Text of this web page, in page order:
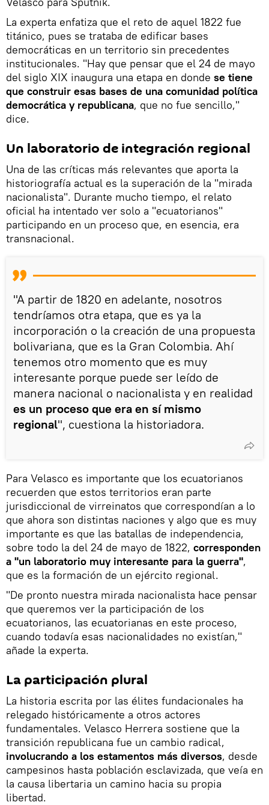
La experta enfatiza que el reto de aquel 1822 fue
titánico, pues se trataba de edificar bases
democráticas en un territorio sin precedentes
institucionales. "Hay que pensar que el 24 de mayo
del siglo XIX inaugura una etapa en donde se tiene
que construir esas bases de una comunidad política
democrática y republicana, que no fue sencillo,"
dice.
Un laboratorio de integración regional
Una de las críticas más relevantes que aporta la
historiografía actual es la superación de la "mirada
nacionalista". Durante mucho tiempo, el relato
oficial ha intentado ver solo a "ecuatorianos"
participando en un proceso que, en esencia, era
transnacional.
"A partir de 1820 en adelante, nosotros
tendríamos otra etapa, que es ya la
incorporación o la creación de una propuesta
bolivariana, que es la Gran Colombia. Ahí
tenemos otro momento que es muy
interesante porque puede ser leído de
manera nacional o nacionalista y en realidad
es un proceso que era en sí mismo
regional", cuestiona la historiadora.
Para Velasco es importante que los ecuatorianos
recuerden que estos territorios eran parte
jurisdiccional de virreinatos que correspondían a lo
que ahora son distintas naciones y algo que es muy
importante es que las batallas de independencia,
sobre todo la del 24 de mayo de 1822, corresponden
a "un laboratorio muy interesante para la guerra",
que es la formación de un ejército regional.
"De pronto nuestra mirada nacionalista hace pensar
que queremos ver la participación de los
ecuatorianos, las ecuatorianas en este proceso,
cuando todavía esas nacionalidades no existían,"
añade la experta.
La participación plural
La historia escrita por las élites fundacionales ha
relegado históricamente a otros actores
fundamentales. Velasco Herrera sostiene que la
transición republicana fue un cambio radical,
involucrando a los estamentos más diversos, desde
campesinos hasta población esclavizada, que veía en
la causa libertaria un camino hacia su propia
libertad.